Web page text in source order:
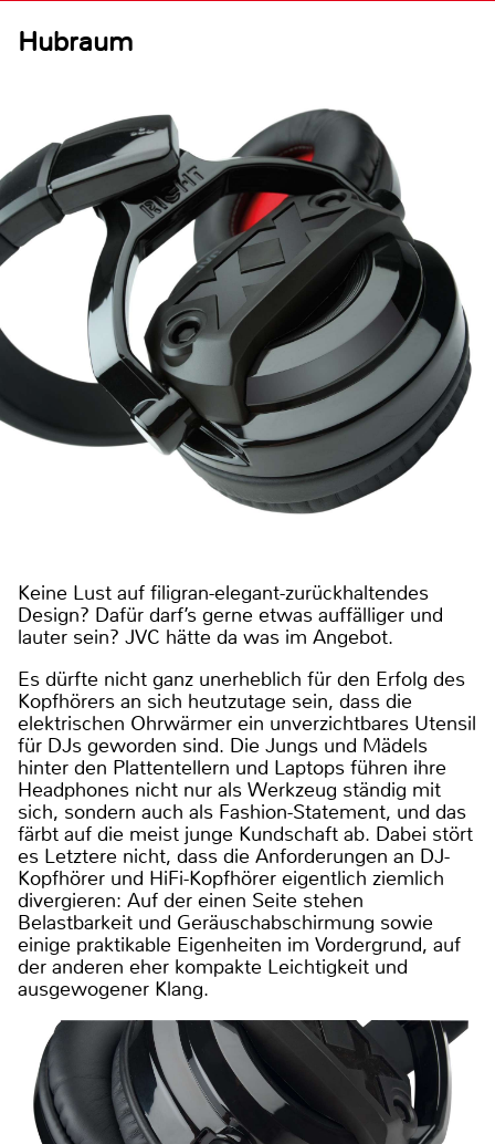
Hubraum
Keine Lust auf filigran-elegant-zurückhaltendes
Design? Dafür darf’s gerne etwas auffälliger und
lauter sein? JVC hätte da was im Angebot.
Es dürfte nicht ganz unerheblich für den Erfolg des
Kopfhörers an sich heutzutage sein, dass die
elektrischen Ohrwärmer ein unverzichtbares Utensil
für DJs geworden sind. Die Jungs und Mädels
hinter den Plattentellern und Laptops führen ihre
Headphones nicht nur als Werkzeug ständig mit
sich, sondern auch als Fashion-Statement, und das
färbt auf die meist junge Kundschaft ab. Dabei stört
es Letztere nicht, dass die Anforderungen an DJ-
Kopfhörer und HiFi-Kopfhörer eigentlich ziemlich
divergieren: Auf der einen Seite stehen
Belastbarkeit und Geräuschabschirmung sowie
einige praktikable Eigenheiten im Vordergrund, auf
der anderen eher kompakte Leichtigkeit und
ausgewogener Klang.